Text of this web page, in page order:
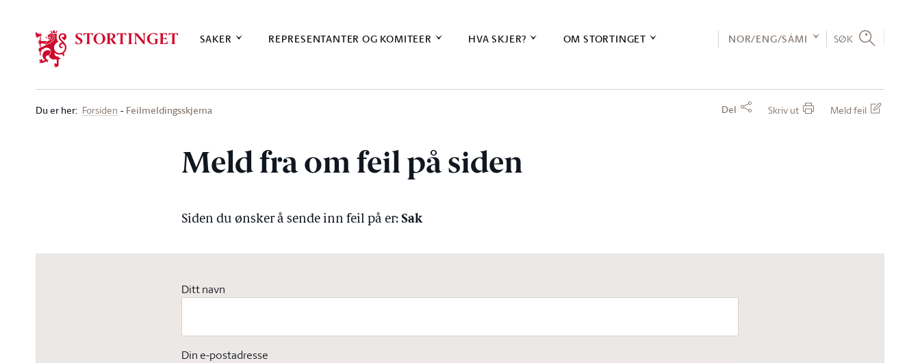
SAKER REPRESENTANTER OG KOMITEER HVA SKJER? OM STORTINGET NOR/ENG/SÁMI SØK
Du er her: Forsiden Feilmeldingsskjema Del Skriv ut Meld feil
Meld fra om feil på siden
Siden du ønsker å sende inn feil på er: Sak
Ditt navn
Din e-postadresse